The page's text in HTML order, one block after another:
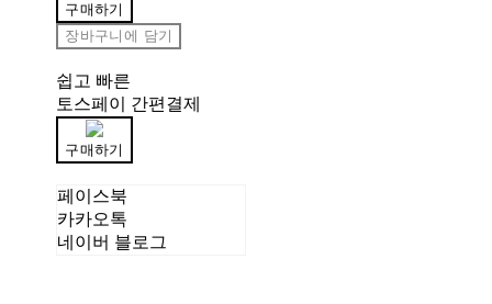
구매하기
장바구니에 담기
쉽고 빠른
토스페이 간편결제
구매하기
페이스북
카카오톡
네이버 블로그